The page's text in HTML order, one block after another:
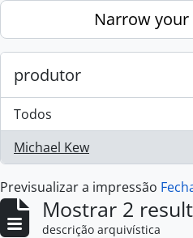
Skip to main contentNarrow
produtor
Todos
Michael Kew
, 2 resultados
Previsualizar a impressão
Mostrar 2
descrição arquivística